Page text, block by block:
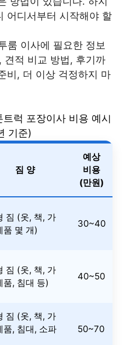
어디서부터 시작해야 할
룸 이사에 필요한 정보
견적 비교 방법, 후기까
비, 더 이상 걱정하지 마
럭 포장이사 비용 예시
기준)
짐 양
예상
비용
(만원)
짐 (옷, 책, 가
품 몇 개)
30~40
짐 (옷, 책, 가
품, 침대 등)
40~50
짐 (옷, 책, 가
품, 침대, 소파
50~70